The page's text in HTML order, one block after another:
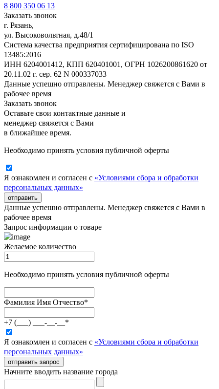
8 800 350 06 13
Заказать звонок
г. Рязань,
ул. Высоковольтная, д.48/1
Система качества предприятия сертифицирована по ISO
13485:2016
ИНН 6204001412, КПП 620401001, ОГРН 1026200861620 от
20.11.02 г. сер. 62 N 000337033
Данные успешно отправлены. Менеджер свяжется с Вами в
рабочее время
Заказать звонок
Оставьте свои контактные данные и
менеджер свяжется с Вами
в ближайшее время.
Необходимо принять условия публичной оферты
Я ознакомлен и согласен с «Условиями сбора и обработки
персональных данных»
отправить
Данные успешно отправлены. Менеджер свяжется с Вами в
рабочее время
Запрос информации о товаре
Желаемое количество
Необходимо принять условия публичной оферты
Фамилия Имя Отчество*
+7 (___) ___-__-__ *
Я ознакомлен и согласен с «Условиями сбора и обработки
персональных данных»
отправить запрос
Начните вводить название города